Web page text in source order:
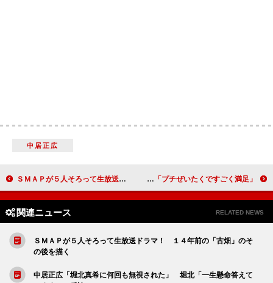
中居正広
ＳＭＡＰが５人そろって生放送ドラマ！ １４年前の「古畑」のその後を描く 永作博美が、６歳の女の子と心理バトル？！ 「プチぜいたくですごく満足」
関連ニュース RELATED NEWS
ＳＭＡＰが５人そろって生放送ドラマ！ １４年前の「古畑」のそ
の後を描く
中居正広「堀北真希に何回も無視された」 堀北「一生懸命答えて